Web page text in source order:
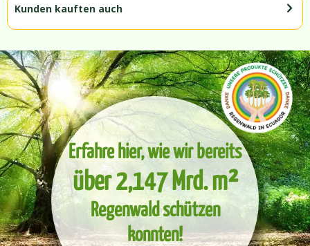
Kunden kauften auch
Erfahre hier, wie wir bereits
über 2,147 Mrd. m²
Regenwald schützen
konnten!